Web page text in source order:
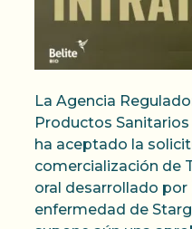
La Agencia
Productos
ha aceptado la
comercialización de
oral desarrollado por
enfermedad de